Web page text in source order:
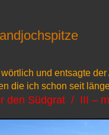
und entsagte
die ich schon seit
den Südgrat / III –